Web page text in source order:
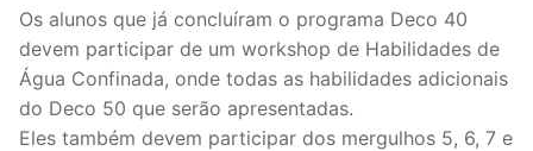
Os alunos que já concluíram o programa Deco 40
devem participar de um workshop de Habilidades de
Água Confinada, onde todas as habilidades adicionais
do Deco 50 que serão apresentadas.
Eles também devem participar dos mergulhos 5, 6, 7 e